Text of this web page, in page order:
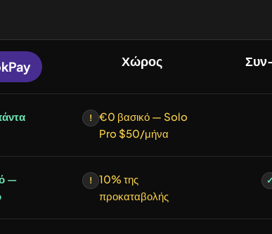
Χώρος
!
€0 βασικό — Solo
Pro $50/μήνα
—
!
10% της
προκαταβολής
✓